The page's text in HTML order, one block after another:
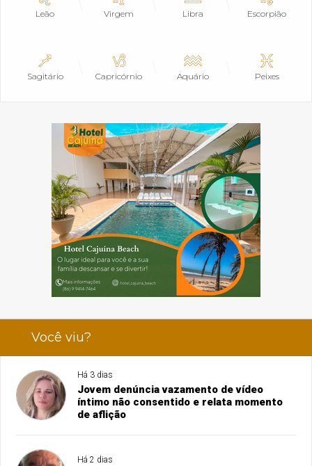
Leão Virgem Libra Escorpião
Sagitário Capricórnio Aquário Peixes
Você viu?
Há 3 dias
Jovem denúncia vazamento de vídeo
íntimo não consentido e relata momento
de aflição
Há 2 dias